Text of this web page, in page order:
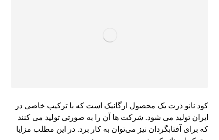
کود نانو ذرت یک محصول ارگانیک است که با ترکیب خاصی در
ایران تولید می شود. شرکت ها آن را به صورتی تولید می کنند
که برای آفتابگردان نیز می‌توان به کار برد. در این مطلب مزایا